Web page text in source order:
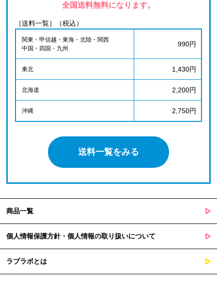
全国送料無料になります。
［送料一覧］（税込）
関東・甲信越・東海・北陸・関西
中国・四国・九州
990円
東北 1,430円
北海道 2,200円
沖縄 2,750円
送料一覧をみる
商品一覧
個人情報保護方針・個人情報の取り扱いについて
ラブラボとは